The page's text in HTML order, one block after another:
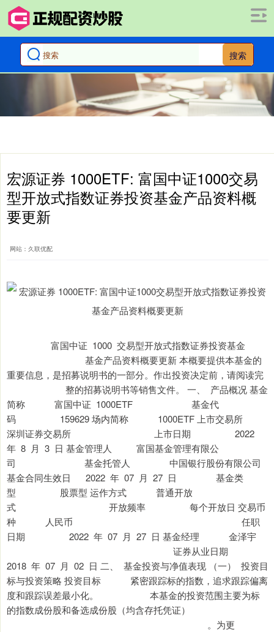
搜索
宏源证券 1000ETF: 富国中证1000交易
型开放式指数证券投资基金产品资料概
要更新
网站：久联优配
富国中证 1000 交易型开放式指数证券投资基金
基金产品资料概要更新 本概要提供本基金的
重要信息，是招募说明书的一部分。作出投资决定前，请阅读完
整的招募说明书等销售文件。 一、 产品概况 基金
简称 富国中证 1000ETF 基金代
码 159629 场内简称 1000ETF 上市交易所
深圳证券交易所 上市日期 2022
年 8 月 3 日 基金管理人 富国基金管理有限公
司 基金托管人 中国银行股份有限公司
基金合同生效日 2022 年 07 月 27 日 基金类
型 股票型 运作方式 普通开放
式 开放频率 每个开放日 交易币
种 人民币 任职
日期 2022 年 07 月 27 日 基金经理 金泽宇
证券从业日期
2018 年 07 月 02 日 二、 基金投资与净值表现 （一） 投资目
标与投资策略 投资目标 紧密跟踪标的指数，追求跟踪偏离
度和跟踪误差最小化。 本基金的投资范围主要为标
的指数成份股和备选成份股（均含存托凭证）
。为更